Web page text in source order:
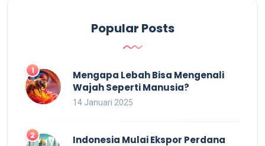
Popular Posts
Mengapa Lebah Bisa Mengenali
Wajah Seperti Manusia?
14 Januari 2025
Indonesia Mulai Ekspor Perdana